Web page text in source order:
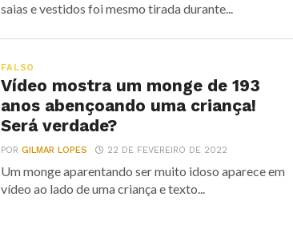
saias e vestidos foi mesmo tirada durante...
FALSO
Vídeo mostra um monge de 193
anos abençoando uma criança!
Será verdade?
PORGILMAR LOPES 22 DE FEVEREIRO DE 2022
Um monge aparentando ser muito idoso aparece em
vídeo ao lado de uma criança e texto...